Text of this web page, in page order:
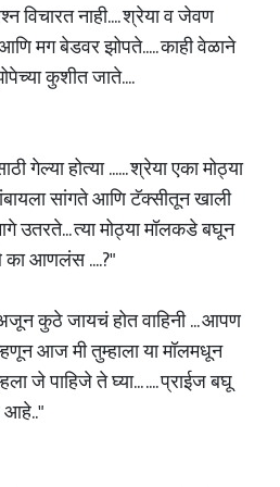
विचारत नाही.... श्रेया व जेवण
मग बेडवर झोपते..... काही वेळाने
कुशीत जाते....
गेल्या होत्या ...... श्रेया एका मोठ्या
सांगते आणि टॅक्सीतून खाली
उतरते... त्या मोठ्या मॉलकडे बघून
का आणलंस ....?"
कुठे जायचं होत वाहिनी ... आपण
आज मी तुम्हाला या मॉलमधून
जे पाहिजे ते घ्या... .... प्राईज बघू
आहे.."